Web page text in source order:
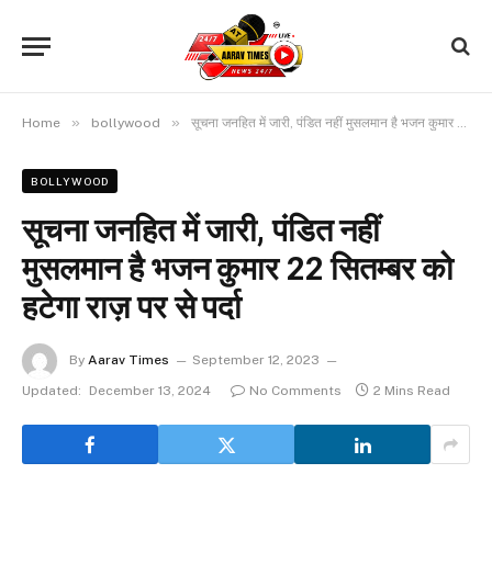
Home » bollywood » सूचना जनहित में जारी, पंडित नहीं मुसलमान है भजन कुमार 22 सितम्बर को हटेगा राज़ पर से पर्दा
BOLLYWOOD
सूचना जनहित में जारी, पंडित नहीं
मुसलमान है भजन कुमार 22 सितम्बर को
हटेगा राज़ पर से पर्दा
By Aarav Times
September 12, 2023
Updated:
December 13, 2024 No Comments 2 Mins Read